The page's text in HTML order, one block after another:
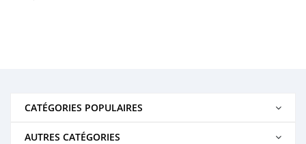
CATÉGORIES POPULAIRES
AUTRES CATÉGORIES